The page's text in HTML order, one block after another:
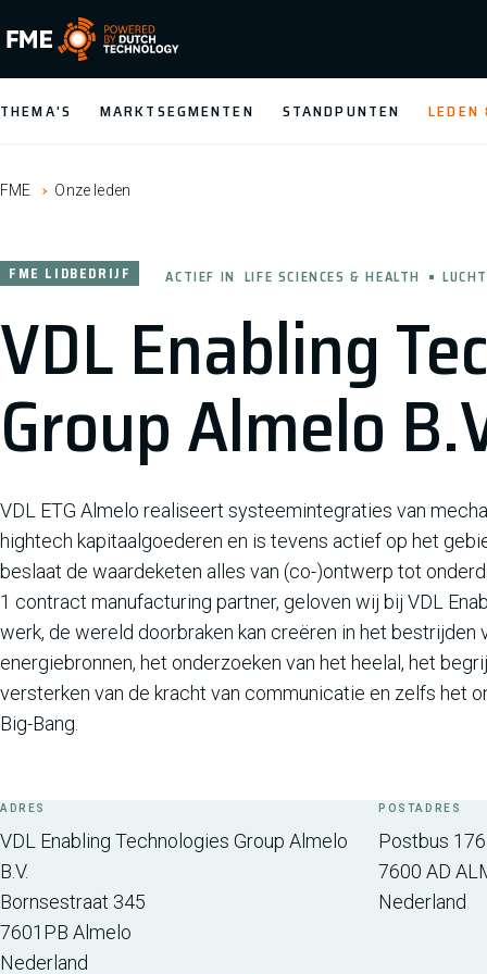
FME Logo, to the homepage
THEMA'S MARKTSEGMENTEN STANDPUNTEN LEDEN
FME Onze leden
VDL Enabling
Group Almelo
FME LIDBEDRIJF ACTIEF IN LIFE SCIENCES & HEALTH
VDL ETG Almelo realiseert systeemintegraties van
hightech kapitaalgoederen en is tevens actief op het
beslaat de waardeketen alles van (co-)ontwerp tot
1 contract manufacturing partner, geloven wij bij VDL
werk, de wereld doorbraken kan creëren in het bestrijden
energiebronnen, het onderzoeken van het heelal, het
versterken van de kracht van communicatie en zelfs het
Big-Bang.
ADRES
VDL Enabling Technologies Group Almelo
B.V.
Bornsestraat 345
7601PB Almelo
Nederland
POSTADRES
Postbus 176
7600 AD
Nederland